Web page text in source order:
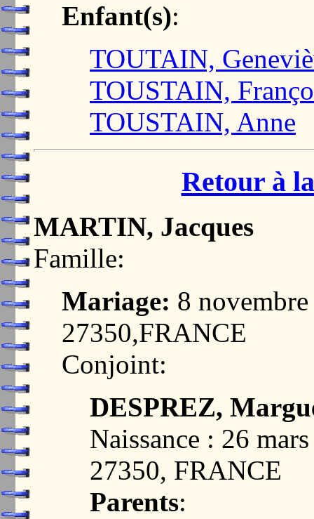
Enfant(s):
TOUTAIN,
TOUSTAIN,
TOUSTAIN, Anne
Retour à
MARTIN, Jacques
Famille:
Mariage: 8
27350,FRANCE
Conjoint:
DESPREZ,
Naissance : 26
27350, FRANCE
Parents: